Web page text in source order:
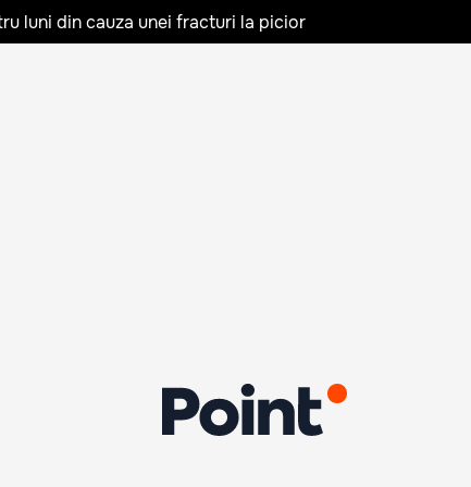
luni din cauza unei fracturi la picior